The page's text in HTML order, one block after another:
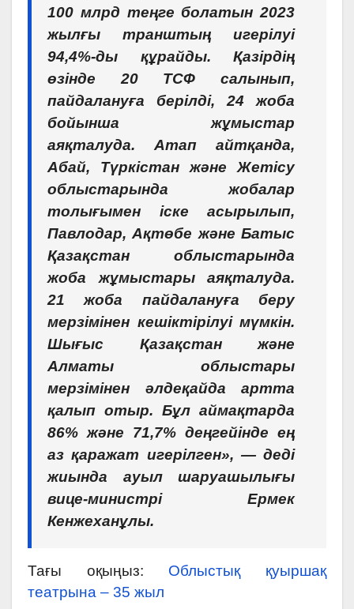
100 млрд теңге болатын 2023
жылғы транштың игерілуі
94,4%-ды құрайды. Қазірдің
өзінде 20 ТСФ салынып,
пайдалануға берілді, 24 жоба
бойынша жұмыстар
аяқталуда. Атап айтқанда,
Абай, Түркістан және Жетісу
облыстарында жобалар
толығымен іске асырылып,
Павлодар, Ақтөбе және Батыс
Қазақстан облыстарында
жоба жұмыстары аяқталуда.
21 жоба пайдалануға беру
мерзімінен кешіктірілуі мүмкін.
Шығыс Қазақстан және
Алматы облыстары
мерзімінен әлдеқайда артта
қалып отыр. Бұл аймақтарда
86% және 71,7% деңгейінде ең
аз қаражат игерілген», — деді
жиында ауыл шаруашылығы
вице-министрі Ермек
Кенжеханұлы.
Тағы оқыңыз: Облыстық қуыршақ
театрына – 35 жыл